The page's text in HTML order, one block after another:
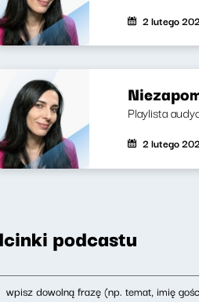
2 lutego
Playlista
2 lutego
podcastu